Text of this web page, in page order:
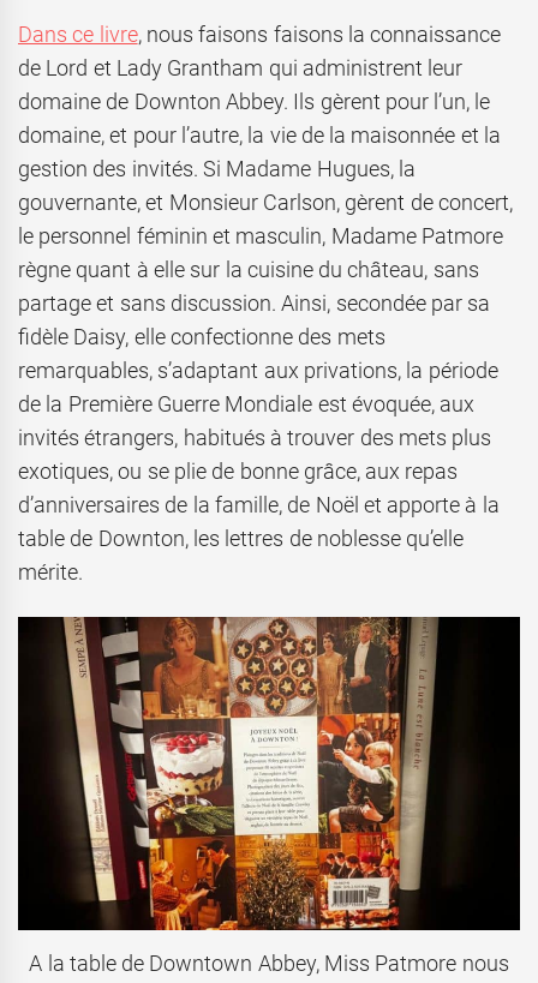
Dans ce livre, nous faisons faisons la connaissance
de Lord et Lady Grantham qui administrent leur
domaine de Downton Abbey. Ils gèrent pour l’un, le
domaine, et pour l’autre, la vie de la maisonnée et la
gestion des invités. Si Madame Hugues, la
gouvernante, et Monsieur Carlson, gèrent de concert,
le personnel féminin et masculin, Madame Patmore
règne quant à elle sur la cuisine du château, sans
partage et sans discussion. Ainsi, secondée par sa
fidèle Daisy, elle confectionne des mets
remarquables, s’adaptant aux privations, la période
de la Première Guerre Mondiale est évoquée, aux
invités étrangers, habitués à trouver des mets plus
exotiques, ou se plie de bonne grâce, aux repas
d’anniversaires de la famille, de Noël et apporte à la
table de Downton, les lettres de noblesse qu’elle
mérite.
A la table de Downtown Abbey, Miss Patmore nous